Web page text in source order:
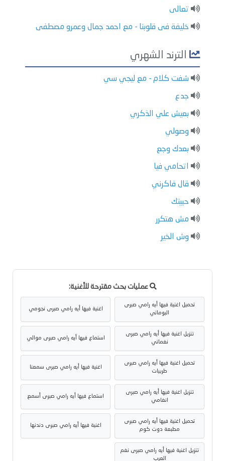
تعالى
خليفة فى قلوبنا - مع احمد جمال وعمرو مصطفى
الترند الشهري
شفت كلام - مع ليجي سي
جدع
بعيش علي الذكري
وصولي
بعدك وجع
اتحامي فيا
قال فاكرني
حبيتك
مش هتكرر
وش الخير
عمليات بحث مقترحة للأغنية:
تحميل اغنية فيها أيه رامي صبرى
البوماتي
اغنية فيها أيه رامي صبرى نجومي
تنزيل اغنية فيها أيه رامي صبرى
نغماتي
استماع فيها أيه رامي صبرى موالي
تحميل اغنية فيها أيه رامي صبرى
طربيات
اغنية فيها أيه رامي صبرى سمعنا
تنزيل اغنية فيها أيه رامي صبرى
انغامي
استماع فيها أيه رامي صبرى أسمع
تحميل اغنية فيها أيه رامي صبرى
مطبعة دوت كوم
اغنية فيها أيه رامي صبرى دندنها
تنزيل اغنية فيها أيه رامي صبرى نغم
العرب